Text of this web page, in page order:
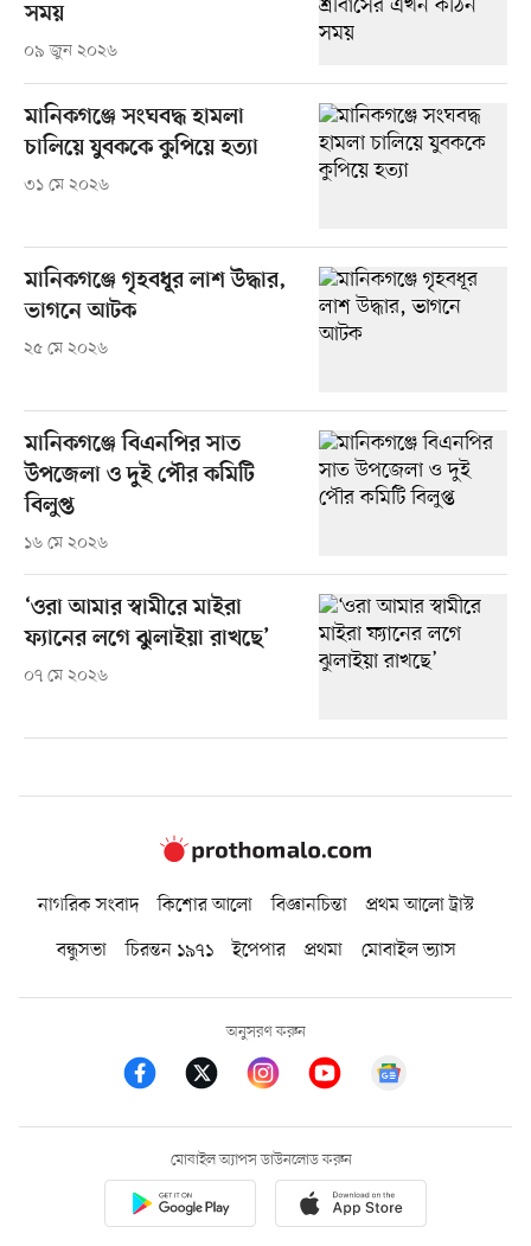
সময়
০৯ জুন ২০২৬
মানিকগঞ্জে সংঘবদ্ধ হামলা
চালিয়ে যুবককে কুপিয়ে হত্যা
৩১ মে ২০২৬
মানিকগঞ্জে গৃহবধূর লাশ উদ্ধার,
ভাগনে আটক
২৫ মে ২০২৬
মানিকগঞ্জে বিএনপির সাত
উপজেলা ও দুই পৌর কমিটি
বিলুপ্ত
১৬ মে ২০২৬
‘ওরা আমার স্বামীরে মাইরা
ফ্যানের লগে ঝুলাইয়া রাখছে’
০৭ মে ২০২৬
নাগরিক সংবাদ কিশোর আলো বিজ্ঞানচিন্তা
প্রথম আলো ট্রাস্ট
বন্ধুসভা
চিরন্তন ১৯৭১ ইপেপার প্রথমা মোবাইল ভ্যাস
অনুসরণ করুন
মোবাইল অ্যাপস ডাউনলোড করুন